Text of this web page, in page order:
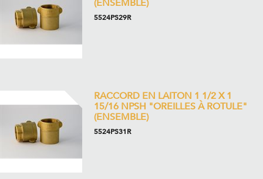
(ENSEMBLE)
5524PS29R
RACCORD EN LAITON 1 1/2 X 1
15/16 NPSH "OREILLES À ROTULE"
(ENSEMBLE)
5524PS31R